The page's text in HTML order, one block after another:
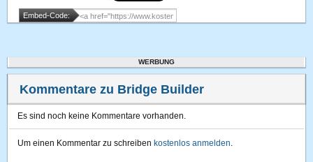
Embed-Code:
WERBUNG
Kommentare zu Bridge Builder
Es sind noch keine Kommentare vorhanden.
Um einen Kommentar zu schreiben kostenlos anmelden.